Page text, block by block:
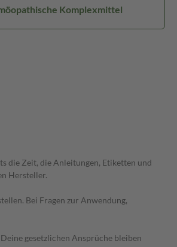
Komplexmittel
die Zeit, die Anleitungen, Etiketten und
Hersteller.
Bei Fragen zur Anwendung,
gesetzlichen Ansprüche bleiben